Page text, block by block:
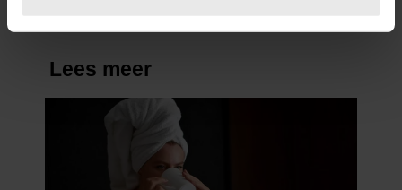
intrekken in de Cookieverklaring.
We gebruiken cookies om content en advertenties te
personaliseren, om functies voor social media te bieden
en om ons websiteverkeer te analyseren. Ook delen we
informatie over uw gebruik van onze site met onze
partners voor social media, adverteren en analyse. Deze
partners kunnen deze gegevens combineren met andere